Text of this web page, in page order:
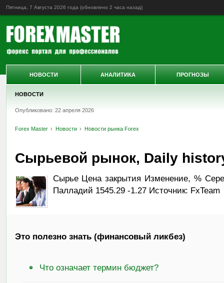
Пятница, 7 Августа 2026 года (обновлено 2 часа назад)
НОВОСТИ
Опубликовано: 22 апреля 2026
Forex Master Новости Новости рынка Forex
Сырьевой рынок, Daily
Сырье Цена закрытия Изменение, %
Палладий 1545.29 -1.27 Источник: FxTeam
Это полезно знать (финансовый ликбез)
Что означает термин бюджет?
НОВОСТИ АНАЛИТИКА ПРОГНОЗЫ